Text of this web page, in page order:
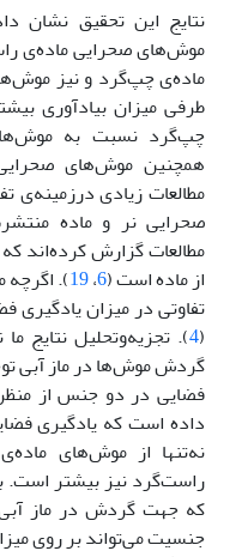
نتایج این تحقیق نشان
موش‌های صحرایی ماده‌‌ی
ماده‌ی چپ‌گرد و نیز
طرفی میزان بیادآوری
چپ‌گرد نسبت به
همچنین موش‌های
مطالعات زیادی
صحرایی نر و ماده
مطالعات گزارش کرده‌اند
از ماده است (6،19). اگرچه
تفاوتی در میزان
(
4). تجزیه‌وتحلیل نتایج
گردش موش‌ها در ماز آبی
فضایی در دو جنس از
داده است که یادگیری
نه‌تنها از موش‌های
راست‌گرد نیز بیشتر ‌است.
که جهت گردش در ماز
جنسیت می‌تواند بر روی